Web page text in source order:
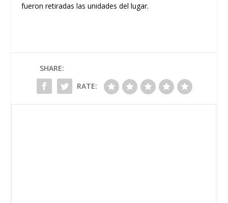
fueron retiradas las unidades del lugar.
SHARE:
RATE: